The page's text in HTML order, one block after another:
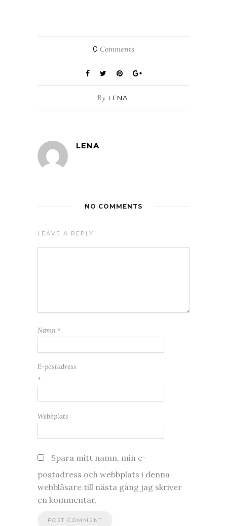
0 Comments
By LENA
LENA
NO COMMENTS
LEAVE A REPLY
Namn *
E-postadress
*
Webbplats
Spara mitt namn, min e-
postadress och webbplats i denna
webbläsare till nästa gång jag skriver
en kommentar.